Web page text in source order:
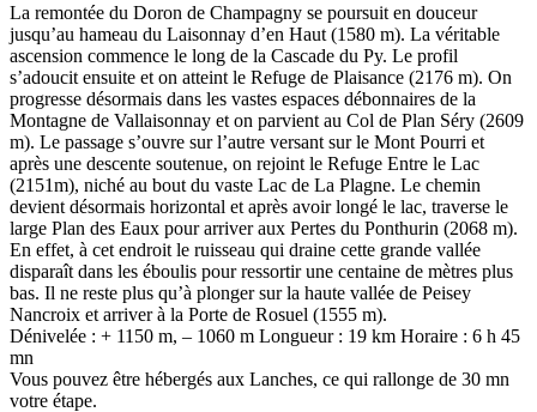
La remontée du Doron de Champagny se poursuit en douceur
jusqu’au hameau du Laisonnay d’en Haut (1580 m). La véritable
ascension commence le long de la Cascade du Py. Le profil
s’adoucit ensuite et on atteint le Refuge de Plaisance (2176 m). On
progresse désormais dans les vastes espaces débonnaires de la
Montagne de Vallaisonnay et on parvient au Col de Plan Séry (2609
m). Le passage s’ouvre sur l’autre versant sur le Mont Pourri et
après une descente soutenue, on rejoint le Refuge Entre le Lac
(2151m), niché au bout du vaste Lac de La Plagne. Le chemin
devient désormais horizontal et après avoir longé le lac, traverse le
large Plan des Eaux pour arriver aux Pertes du Ponthurin (2068 m).
En effet, à cet endroit le ruisseau qui draine cette grande vallée
disparaît dans les éboulis pour ressortir une centaine de mètres plus
bas. Il ne reste plus qu’à plonger sur la haute vallée de Peisey
Nancroix et arriver à la Porte de Rosuel (1555 m).
Dénivelée : + 1150 m, – 1060 m Longueur : 19 km Horaire : 6 h 45
mn
Vous pouvez être hébergés aux Lanches, ce qui rallonge de 30 mn
votre étape.